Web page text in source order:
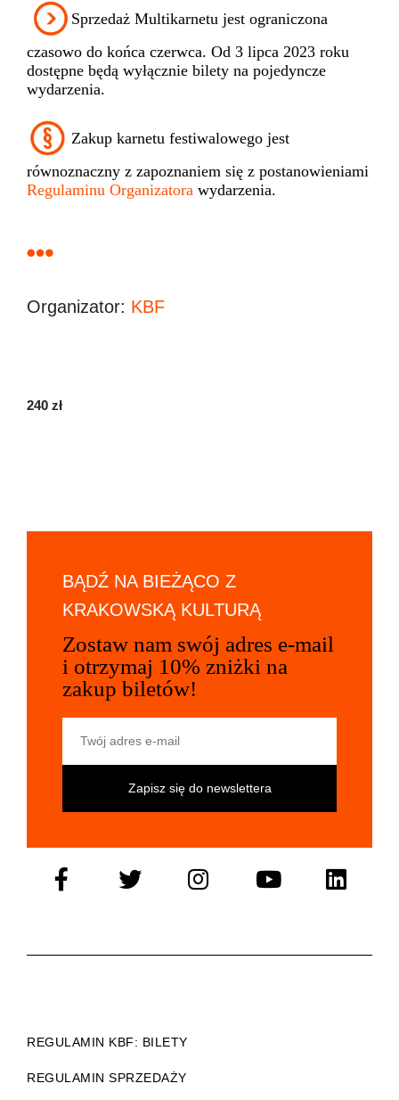
Sprzedaż Multikarnetu jest ograniczona
czasowo do końca czerwca. Od 3 lipca 2023 roku
dostępne będą wyłącznie bilety na pojedyncze
wydarzenia.
Zakup karnetu festiwalowego jest
równoznaczny z zapoznaniem się z postanowieniami
Regulaminu Organizatora wydarzenia.
Organizator: KBF
240 zł
BĄDŹ NA BIEŻĄCO Z
KRAKOWSKĄ KULTURĄ
Zostaw nam swój adres e-mail
i otrzymaj 10% zniżki na
zakup biletów!
REGULAMIN KBF: BILETY
REGULAMIN SPRZEDAŻY